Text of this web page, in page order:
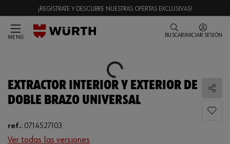
¡REGÍSTRATE Y DESCUBRE NUESTRAS OFERTAS EXCLUSIVAS!
MENÚ BUSCAR INICIAR SESIÓN
Loading...
EXTRACTOR INTERIOR Y EXTERIOR DE
DOBLE BRAZO UNIVERSAL
ref.: 0714527103
Ver todas las versiones